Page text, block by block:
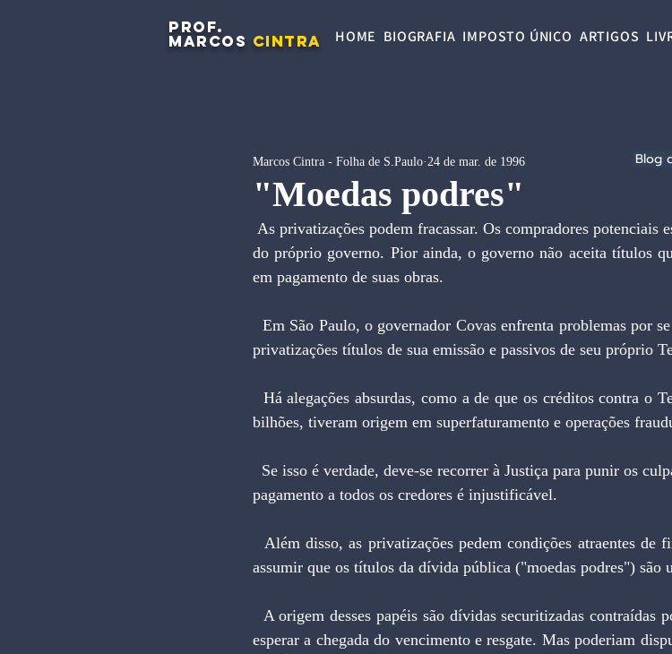
PROF.
MARCOS CINTRA HOME BIOGRAFIA IMPOSTO ÚNICO ARTIGOS
"Moedas podres"
Marcos Cintra - Folha de S.Paulo 24 de mar. de 1996
do próprio governo. Pior ainda, o governo não aceita títulos
em pagamento de suas obras.
privatizações títulos de sua emissão e passivos de seu próprio
bilhões, tiveram origem em superfaturamento e operações
pagamento a todos os credores é injustificável.
assumir que os títulos da dívida pública ("moedas podres") são
esperar a chegada do vencimento e resgate. Mas poderiam
Blog